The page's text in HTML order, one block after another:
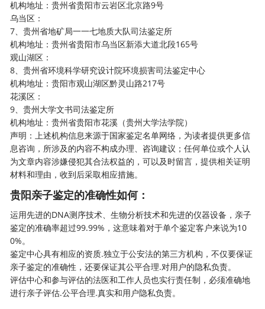
机构地址：贵州省贵阳市云岩区北京路9号
乌当区：
7、贵州省地矿局一一七地质大队司法鉴定所
机构地址：贵州省贵阳市乌当区新添大道北段165号
观山湖区：
8、贵州省环境科学研究设计院环境损害司法鉴定中心
机构地址：贵阳市观山湖区黔灵山路217号
花溪区：
9、贵州大学文书司法鉴定所
机构地址：贵州省贵阳市花溪（贵州大学法学院）
声明：上述机构信息来源于国家鉴定名单网络，为读者提供更多信
息咨询，所涉及的内容不构成办理、咨询建议；任何单位或个人认
为文章内容涉嫌侵犯其合法权益的，可以及时留言，提供相关证明
材料和理由，收到后采取相应措施。
贵阳亲子鉴定的准确性如何：
运用先进的DNA测序技术、生物分析技术和先进的仪器设备，亲子
鉴定的准确率超过99.99%，这意味着对于单个鉴定客户来说为10
0%。
鉴定中心具有相应的资质.独立于公安法的第三方机构，不仅要保证
亲子鉴定的准确性，还要保证其公平合理.对用户的隐私负责。
评估中心和参与评估的法医和工作人员也实行责任制，必须准确地
进行亲子评估.公平合理.真实和用户隐私负责。